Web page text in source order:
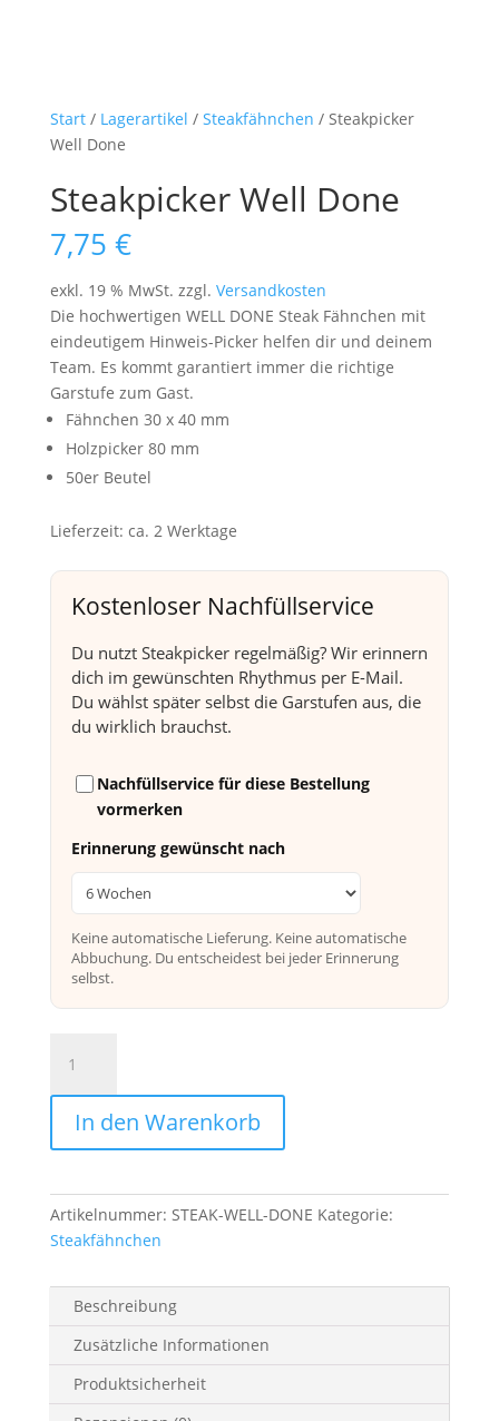
Start/ Lagerartikel / Steakfähnchen / Steakpicker
Well Done
Steakpicker Well Done
7,75 €
exkl. 19 % MwSt. zzgl. Versandkosten
Die hochwertigen WELL DONE Steak Fähnchen mit
eindeutigem Hinweis-Picker helfen dir und deinem
Team. Es kommt garantiert immer die richtige
Garstufe zum Gast.
Fähnchen 30 x 40 mm
Holzpicker 80 mm
50er Beutel
Lieferzeit: ca. 2 Werktage
Kostenloser Nachfüllservice
Du nutzt Steakpicker regelmäßig? Wir erinnern
dich im gewünschten Rhythmus per E-Mail.
Du wählst später selbst die Garstufen aus, die
du wirklich brauchst.
Nachfüllservice für diese Bestellung
vormerken
Erinnerung gewünscht nach
Keine automatische Lieferung. Keine automatische
Abbuchung. Du entscheidest bei jeder Erinnerung
selbst.
Well
Done
MengeIn den Warenkorb
Artikelnummer: STEAK-WELL-DONE Kategorie:
Steakfähnchen
Beschreibung
Zusätzliche Informationen
Produktsicherheit